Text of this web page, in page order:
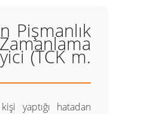
Pişmanlık
(TCK m.
yaptığı hatadan